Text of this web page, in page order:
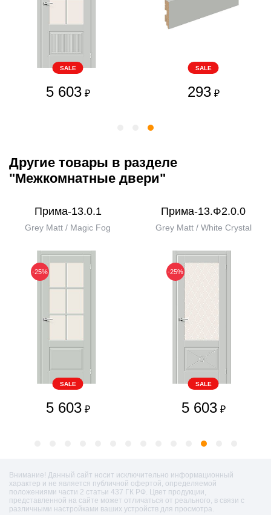
SALE
5 603 ₽
SALE
293 ₽
Другие товары в разделе
"Межкомнатные двери"
Прима-13.0.1
Grey Matt / Magic Fog
-25%
SALE
5 603 ₽
Прима-13.Ф2.0.0
Grey Matt / White Сrystal
-25%
SALE
5 603 ₽
Внимание! Данный сайт носит исключительно информационный
характер и не является публичной офертой, определяемой
положениями части 2 статьи 437 ГК РФ. Цвет продукции,
представленной на сайте может отличаться от реального, в связи с
различными настройками ваших устройств для просмотра.